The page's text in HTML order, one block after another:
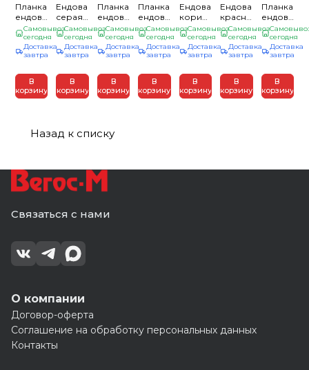
Планка
ендовы
нижняя
298*298*2000
(ПЭ-01-
ЦВ-0,45)
Самовывоз
сегодня
Доставка
завтра
В
корзину
Ендова
серая
(15)Самовывоз
сегодня
Доставка
завтра
В
корзину
Планка
ендовы
верхняя
76*76*2000
(ПЭ-01-
7024-
серый
графит
Самовывоз
сегодня
Доставка
завтра
В
корзину
Планка
ендовы
верхняя
76*76*2000
(ВИК-01-
7024-
серый
графит
Самовывоз
сегодня
Доставка
завтра
В
корзину
Ендова
коричневая
(15)Самовывоз
сегодня
Доставка
завтра
В
корзину
Ендова
красная
(15)Самовывоз
сегодня
Доставка
завтра
В
корзину
Планка
ендовы
верхняя
(ПЭ-01-
8017-
коричн
сегодня
Доставка
завтра
В
корзину
Назад к списку
Связаться с нами
О компании
Договор-оферта
Соглашение на обработку персональных данных
Контакты